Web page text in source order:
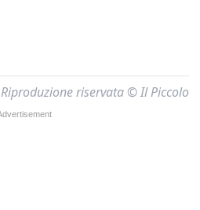
Riproduzione riservata © Il Piccolo